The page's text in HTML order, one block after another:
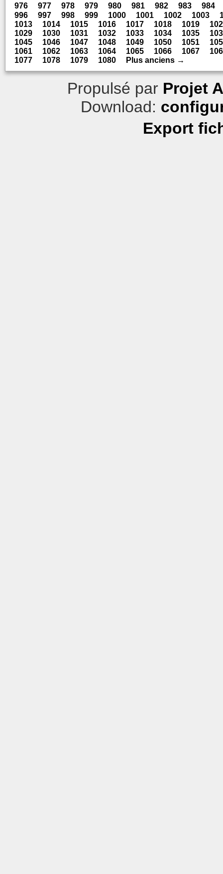
976
977 978 979 980 981 982 983
984
996
997 998 999 1000 1001 1002 1003
1013
1014 1015 1016 1017 1018 1019
1029
1030 1031 1032 1033 1034 1035
1045
1046 1047 1048 1049 1050 1051
1061
1062 1063 1064 1065 1066 1067
1077
1078 1079 1080 Plus anciens →
Propulsé par Projet
Download:
Export